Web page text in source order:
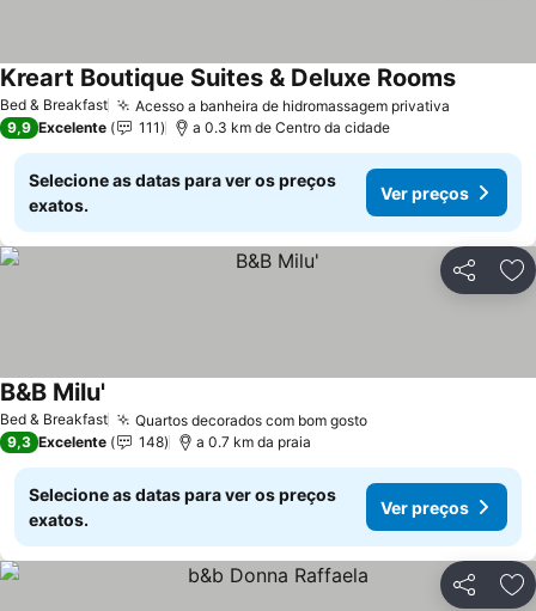
Bed & Breakfast Acesso a banheira de hidromassagem privativa
Kreart Boutique Suites & Deluxe Rooms
9,9 Excelente 111 a 0.3 km de Centro da cidade
Selecione as datas para ver os preços
exatos.
Ver preços
Partilhar
Bed & Breakfast Quartos decorados com bom gosto
B&B Milu'
9,3 Excelente 148 a 0.7 km da praia
Selecione as datas para ver os preços
exatos.
Ver preços
Partilhar